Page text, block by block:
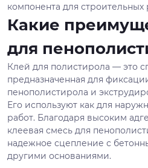
компонента для строительных
Какие
для
Клей для полистирола — это
предназначенная для
пенополистирола и
Его используют как для
работ. Благодаря высоким
клеевая смесь для
надежное сцепление с
другими основаниями.